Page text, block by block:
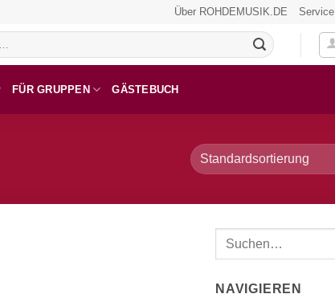
Über ROHDEMUSIK.DE Service
FÜR GRUPPEN GÄSTEBUCH
NAVIGIEREN